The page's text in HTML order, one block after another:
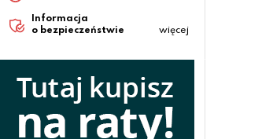
Informacja
o bezpieczeństwie
więcej